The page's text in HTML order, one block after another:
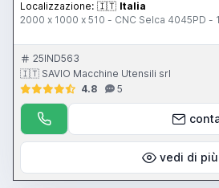
Localizzazione: 🇮🇹 Italia
2000 x 1000 x 510 - CNC Selca 4045PD
25IND563
🇮🇹 SAVIO Macchine Utensili srl
4.8
5
vedi di più